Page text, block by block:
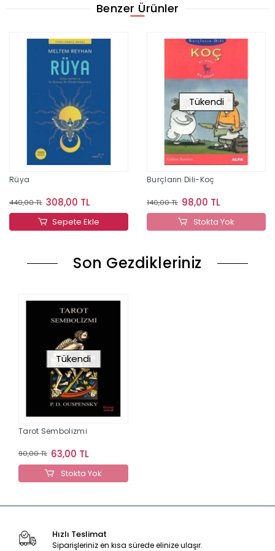
Benzer Ürünler
Rüya
440,00 TL 308,00 TL
Sepete Ekle
Tükendi
Burçların Dili-Koç
140,00 TL 98,00 TL
Stokta Yok
Son Gezdikleriniz
Tükendi
Tarot Sembolizmi
90,00 TL 63,00 TL
Stokta Yok
Hızlı Teslimat
Siparişleriniz en kısa sürede elinize ulaşır.